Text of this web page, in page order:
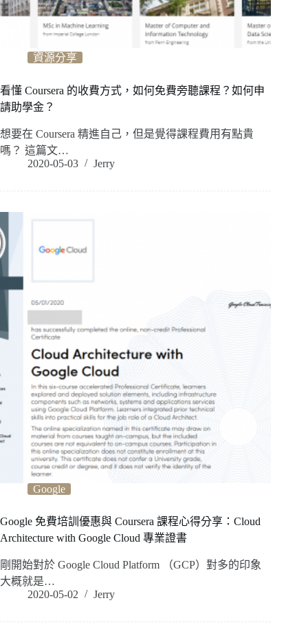
資源分享
看懂 Coursera 的收費方式，如何免費旁聽課程？如何申
請助學金？
想要在 Coursera 精進自己，但是覺得課程費用有點貴
嗎？ 這篇文…
2020-05-03
Jerry
Google
Google 免費培訓優惠與 Coursera 課程心得分享：Cloud
Architecture with Google Cloud 專業證書
剛開始對於 Google Cloud Platform （GCP）對多的印象
大概就是…
2020-05-02
Jerry